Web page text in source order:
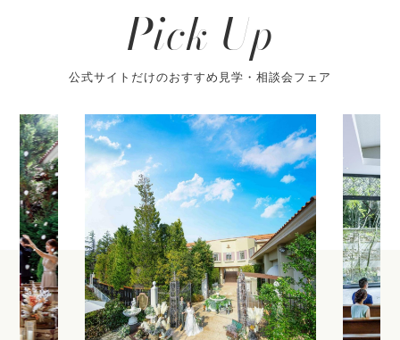
Pick Up
公式サイトだけのおすすめ見学・相談会フェア